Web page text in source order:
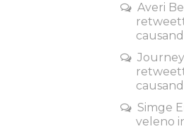
Averi
Simge
veleno